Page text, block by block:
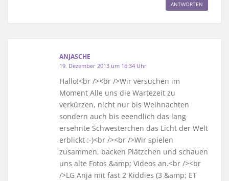
ANTWORTEN
ANJASCHE
19. Dezember 2013 um 16:34 Uhr
Hallo!<br /><br />Wir versuchen im
Moment Alle uns die Wartezeit zu
verkürzen, nicht nur bis Weihnachten
sondern auch bis eeendlich das lang
ersehnte Schwesterchen das Licht der Welt
erblickt :-)<br /><br />Wir spielen
zusammen, backen Plätzchen und schauen
uns alte Fotos &amp; Videos an.<br /><br
/>LG Anja mit fast 2 Kiddies (3 &amp; ET